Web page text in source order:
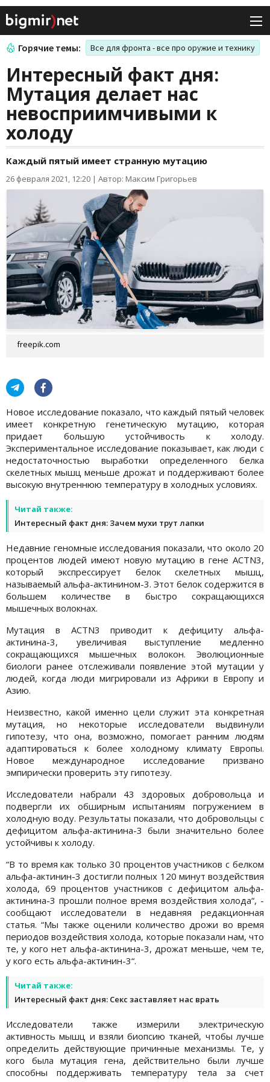
Горячие темы: Все для фронта - все про оружие и технику
Интересный факт дня:
Мутация делает нас
невосприимчивыми к
холоду
Каждый пятый имеет странную мутацию
26 февраля 2021, 12:20 | Автор: Максим Григорьев
freepik.com
Новое исследование показало, что каждый пятый человек
имеет конкретную генетическую мутацию, которая
придает большую устойчивость к холоду.
Экспериментальное исследование показывает, как люди с
недостаточностью выработки определенного белка
скелетных мышц меньше дрожат и поддерживают более
высокую внутреннюю температуру в холодных условиях.
Читай также:
Интересный факт дня: Зачем мухи трут лапки
Недавние геномные исследования показали, что около 20
процентов людей имеют новую мутацию в гене ACTN3,
который экспрессирует белок скелетных мышц,
называемый альфа-актинином-3. Этот белок содержится в
большем количестве в быстро сокращающихся
мышечных волокнах.
Мутация в ACTN3 приводит к дефициту альфа-
актинина-3, увеличивая выступление медленно
сокращающихся мышечных волокон. Эволюционные
биологи ранее отслеживали появление этой мутации у
людей, когда люди мигрировали из Африки в Европу и
Азию.
Неизвестно, какой именно цели служит эта конкретная
мутация, но некоторые исследователи выдвинули
гипотезу, что она, возможно, помогает ранним людям
адаптироваться к более холодному климату Европы.
Новое международное исследование призвано
эмпирически проверить эту гипотезу.
Исследователи набрали 43 здоровых добровольца и
подвергли их обширным испытаниям погружением в
холодную воду. Результаты показали, что добровольцы с
дефицитом альфа-актинина-3 были значительно более
устойчивы к холоду.
“В то время как только 30 процентов участников с белком
альфа-актинин-3 достигли полных 120 минут воздействия
холода, 69 процентов участников с дефицитом альфа-
актинина-3 прошли полное время воздействия холода“, -
сообщают исследователи в недавняя редакционная
статья. “Мы также оценили количество дрожи во время
периодов воздействия холода, которые показали нам, что
те, у кого нет альфа-актинина-3, дрожат меньше, чем те,
у кого есть альфа-актинин-3“.
Читай также:
Интересный факт дня: Секс заставляет нас врать
Исследователи также измерили электрическую
активность мышц и взяли биопсию тканей, чтобы лучше
определить действующие причинные механизмы. Те, у
кого была мутация гена, действительно были лучше
способны поддерживать температуру тела за счет